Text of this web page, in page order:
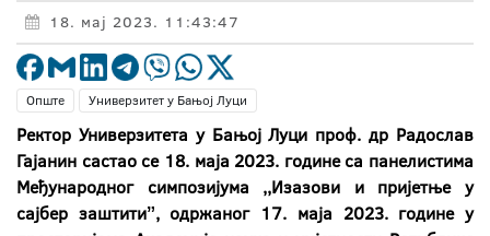
18. мај 2023. 11:43:47
Опште Универзитет у Бањој Луци
Ректор Универзитета у Бањој Луци проф. др Радослав
Гајанин састао се 18. маја 2023. године са панелистима
Међународног симпозијума ,,Изазови и пријетње у
сајбер заштитиˮ, одржаног 17. маја 2023. године у